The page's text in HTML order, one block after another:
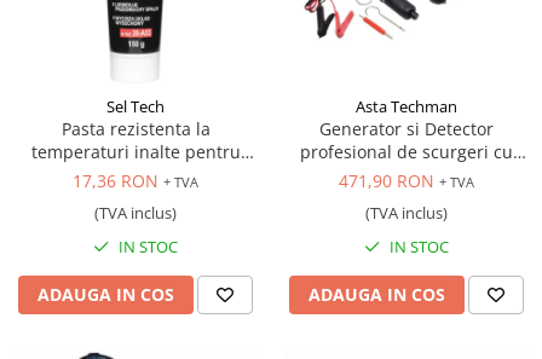
Sel Tech
Pasta rezistenta la
temperaturi inalte pentru
reparat sistemul de evacuare,
17,36 RON + TVA
(TVA inclus)
IN STOC
ADAUGA IN COS
Asta Techman
Generator si Detector
profesional de scurgeri cu
fum, 12V
471,90 RON + TVA
(TVA inclus)
IN STOC
ADAUGA IN COS